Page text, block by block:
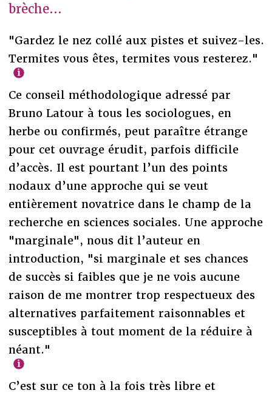
brèche...
"Gardez le nez collé aux pistes et suivez-les.
Termites vous êtes, termites vous resterez."
Ce conseil méthodologique adressé par
Bruno Latour à tous les sociologues, en
herbe ou confirmés, peut paraître étrange
pour cet ouvrage érudit, parfois difficile
d’accès. Il est pourtant l’un des points
nodaux d’une approche qui se veut
entièrement novatrice dans le champ de la
recherche en sciences sociales. Une approche
"marginale", nous dit l’auteur en
introduction, "si marginale et ses chances
de succès si faibles que je ne vois aucune
raison de me montrer trop respectueux des
alternatives parfaitement raisonnables et
susceptibles à tout moment de la réduire à
néant."
C’est sur ce ton à la fois très libre et